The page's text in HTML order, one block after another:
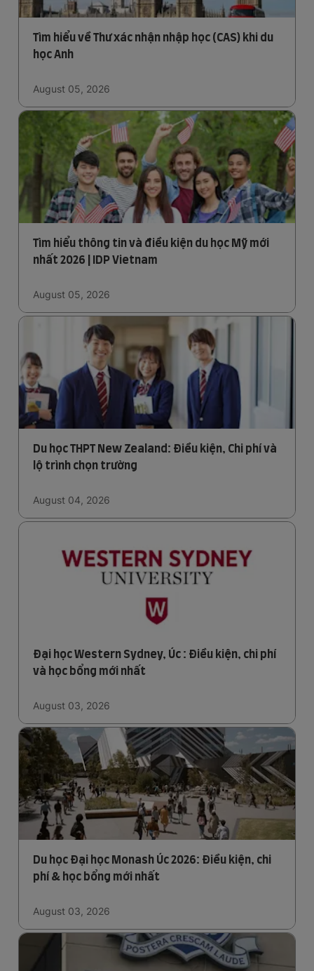
Tìm hiểu về Thư xác nhận nhập học (CAS) khi du
học Anh
August 05, 2026
Tìm hiểu thông tin và điều kiện du học Mỹ mới
nhất 2026 | IDP Vietnam
August 05, 2026
Du học THPT New Zealand: Điều kiện, Chi phí và
lộ trình chọn trường
August 04, 2026
Đại học Western Sydney, Úc : Điều kiện, chi phí
và học bổng mới nhất
August 03, 2026
Du học Đại học Monash Úc 2026: Điều kiện, chi
phí & học bổng mới nhất
August 03, 2026